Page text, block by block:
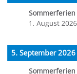
Sommerferien
1. August 2026
5. September 2026
Sommerferien